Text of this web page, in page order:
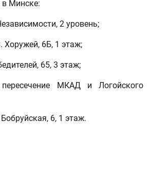
в Минске:
2 уровень;
Хоружей, 6Б, 1 этаж;
65, 3 этаж;
МКАД и Логойского
6, 1 этаж.